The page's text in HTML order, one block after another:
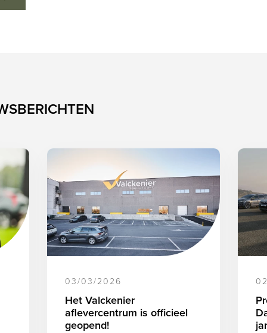
03/03/2026
Het Valckenier
aflevercentrum is officieel
geopend!